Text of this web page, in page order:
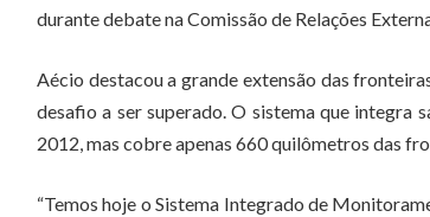
durante debate na Comissão de Relações
Aécio destacou a grande extensão das
desafio a ser superado. O sistema que integra
2012, mas cobre apenas 660 quilômetros das
“Temos hoje o Sistema Integrado de